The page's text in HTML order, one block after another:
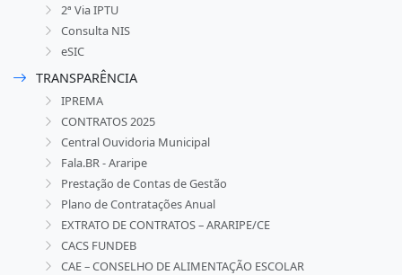
2ª Via IPTU
Consulta NIS
eSIC
TRANSPARÊNCIA
IPREMA
CONTRATOS 2025
Central Ouvidoria Municipal
Fala.BR - Araripe
Prestação de Contas de Gestão
Plano de Contratações Anual
EXTRATO DE CONTRATOS – ARARIPE/CE
CACS FUNDEB
CAE – CONSELHO DE ALIMENTAÇÃO ESCOLAR